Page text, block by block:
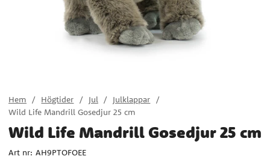
Hem Högtider Jul
Julklappar
Wild Life Mandrill Gosedjur 25 cm
Wild Life Mandrill Gosedjur 25 cm
Art nr: AH9PTOFOEE